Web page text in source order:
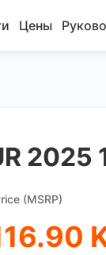
Цены
2025
(MSRP)